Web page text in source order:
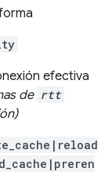
efectiva
de rtt